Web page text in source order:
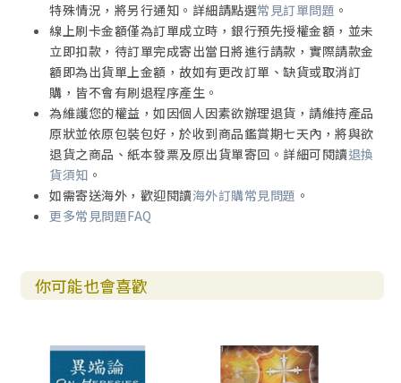
特殊情況，將另行通知。詳細請點選常見訂單問題 。
線上刷卡金額僅為訂單成立時，銀行預先授權金額，並未
立即扣款，待訂單完成寄出當日將進行請款，實際請款金
額即為出貨單上金額，故如有更改訂單、缺貨或取消訂
購，皆不會有刷退程序產生。
為維護您的權益，如因個人因素欲辦理退貨，請維持產品
原狀並依原包裝包好，於收到商品鑑賞期七天內，將與欲
退貨之商品、紙本發票及原出貨單寄回。詳細可閱讀退換
貨須知 。
如需寄送海外，歡迎閱讀海外訂購常見問題 。
更多常見問題FAQ
你可能也會喜歡